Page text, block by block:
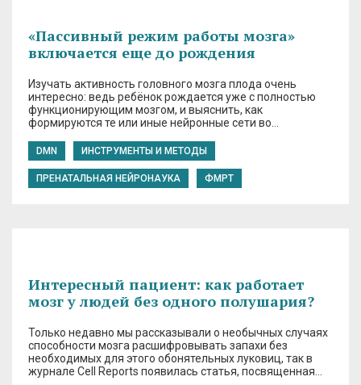
«Пассивный режим работы мозга»
включается еще до рождения
Изучать активность головного мозга плода очень
интересно: ведь ребёнок рождается уже с полностью
функционирующим мозгом, и выяснить, как
формируются те или иные нейронные сети во…
DMN ИНСТРУМЕНТЫ И МЕТОДЫ
ПРЕНАТАЛЬНАЯ НЕЙРОНАУКА ФМРТ
Интересный пациент: как работает
мозг у людей без одного полушария?
Только недавно мы рассказывали о необычных случаях
способности мозга расшифровывать запахи без
необходимых для этого обонятельных луковиц, так в
журнале Cell Reports появилась статья, посвященная…